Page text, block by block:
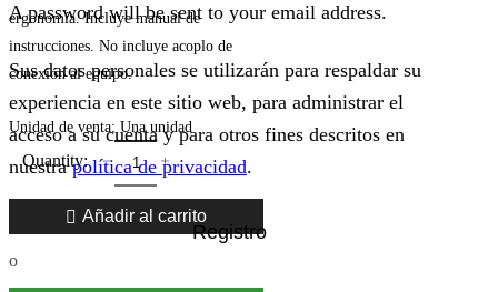
A password will be sent to your email address.
Sus datos personales se utilizarán para respaldar su
experiencia en este sitio web, para administrar el
acceso a su cuenta y para otros fines descritos en
nuestrapolítica de privacidad.
Registro
ergonomía. Incluye manual de
instrucciones. No incluye acoplo de
conexión al equipo.
Unidad de venta: Una unidad
Añadir al carrito
o